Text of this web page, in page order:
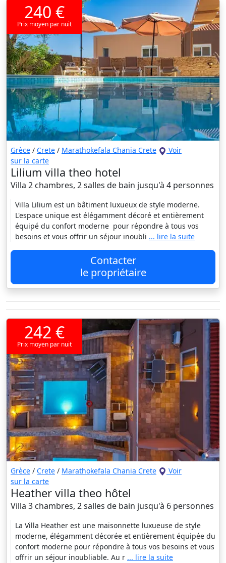
240 €
Prix moyen par nuit
Grèce / Crete / Marathokefala Chania Crete
Voir
sur la carte
Lilium villa theo hotel
Villa 2 chambres, 2 salles de bain jusqu'à 4 personnes
Villa Lilium est un bâtiment luxueux de style moderne.
L'espace unique est élégamment décoré et entièrement
équipé du confort moderne pour répondre à tous vos
besoins et vous offrir un séjour inoubli ... lire la suite
Contacter
le propriétaire
242 €
Prix moyen par nuit
Grèce / Crete / Marathokefala Chania Crete
Voir
sur la carte
Heather villa theo hôtel
Villa 3 chambres, 2 salles de bain jusqu'à 6 personnes
La Villa Heather est une maisonnette luxueuse de style
moderne, élégamment décorée et entièrement équipée du
confort moderne pour répondre à tous vos besoins et vous
offrir un séjour inoubliable. Au r ... lire la suite